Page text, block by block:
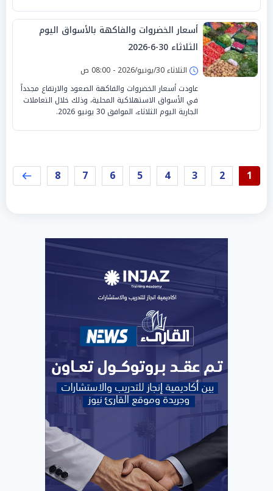
أسعار الخضروات والفاكهة بالأسواق اليوم
الثلاثاء 30-6-2026
الثلاثاء 30/يونيو/2026 - 08:00 ص
عاودت أسعار الخضروات والفاكهة الصعود والارتفاع مجدداً
في الأسواق الاستهلاكية المحلية، وذلك خلال التعاملات
الجارية اليوم الثلاثاء، الموافق 30 يونيو 2026.
1
2
3
4
5
6
7
8